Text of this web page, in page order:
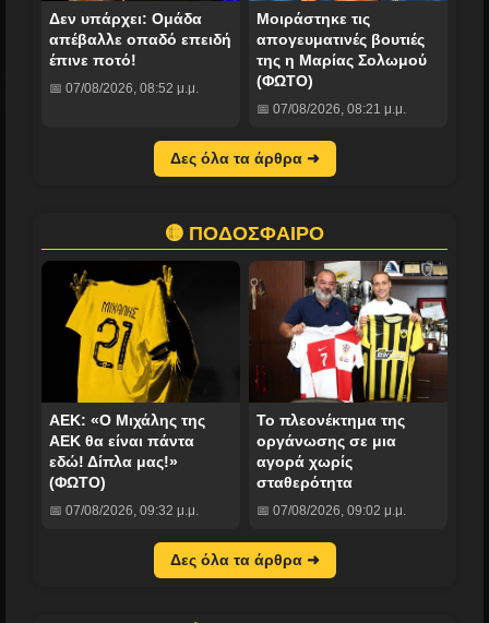
Δεν υπάρχει: Ομάδα
απέβαλλε οπαδό επειδή
έπινε ποτό!
📅 07/08/2026, 08:52 μ.μ.
Mοιράστηκε τις
απογευματινές βουτιές
της η Μαρίας Σολωμού
(ΦΩΤΟ)
📅 07/08/2026, 08:21 μ.μ.
Δες όλα τα άρθρα ➜
🟡 ΠΟΔΟΣΦΑΙΡΟ
ΑΕΚ: «Ο Μιχάλης της
ΑΕΚ θα είναι πάντα
εδώ! Δίπλα μας!»
(ΦΩΤΟ)
📅 07/08/2026, 09:32 μ.μ.
Το πλεονέκτημα της
οργάνωσης σε μια
αγορά χωρίς
σταθερότητα
📅 07/08/2026, 09:02 μ.μ.
Δες όλα τα άρθρα ➜